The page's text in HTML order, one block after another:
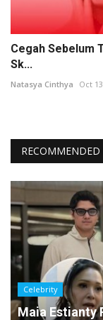
Cegah Sebelum
Sk...
Natasya Cinthya Oct
RECOMMENDED
Celebrity
Maia Estianty